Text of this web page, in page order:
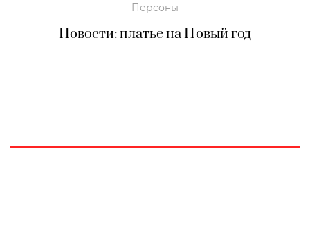
Персоны
Новости: платье на Новый год